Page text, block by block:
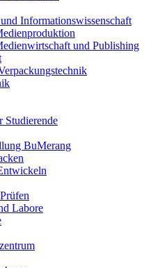
Informationswissenschaft
und Publishing
Studierende
BuMerang
Labore